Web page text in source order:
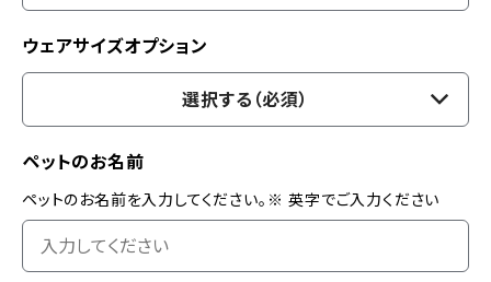
ウェアサイズオプション
選択する（必須）
ペットのお名前
ペットのお名前を入力してください。※ 英字でご入力ください